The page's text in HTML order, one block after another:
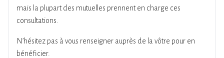
mais la plupart des mutuelles prennent en charge ces
consultations.
N’hésitez pas à vous renseigner auprès de la vôtre pour en
bénéficier.